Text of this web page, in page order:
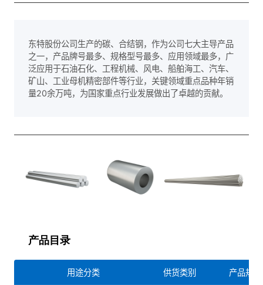
东特股份公司生产的碳、合结钢，作为公司七大主导产品
之一，产品牌号最多、规格型号最多、应用领域最多，广
泛应用于石油石化、工程机械、风电、船舶海工、汽车、
矿山、工业母机精密部件等行业，关键领域重点品种年销
量20余万吨，为国家重点行业发展做出了卓越的贡献。
产品目录
用途分类 供货类别 产品规格